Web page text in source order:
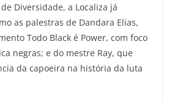
Diversidade, a Localiza já
as palestras de Dandara Elias,
Todo Black é Power, com foco
negras; e do mestre Ray, que
da capoeira na história da luta